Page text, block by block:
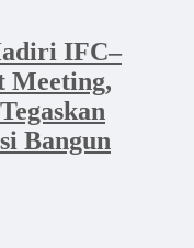
IFC–
Meeting,
Bangun